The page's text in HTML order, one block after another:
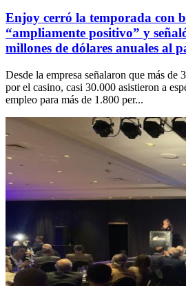
Enjoy cerró la temporada con
“ampliamente positivo” y
millones de dólares anuales al
Desde la empresa señalaron que más de
por el casino, casi 30.000 asistieron a
empleo para más de 1.800 per...